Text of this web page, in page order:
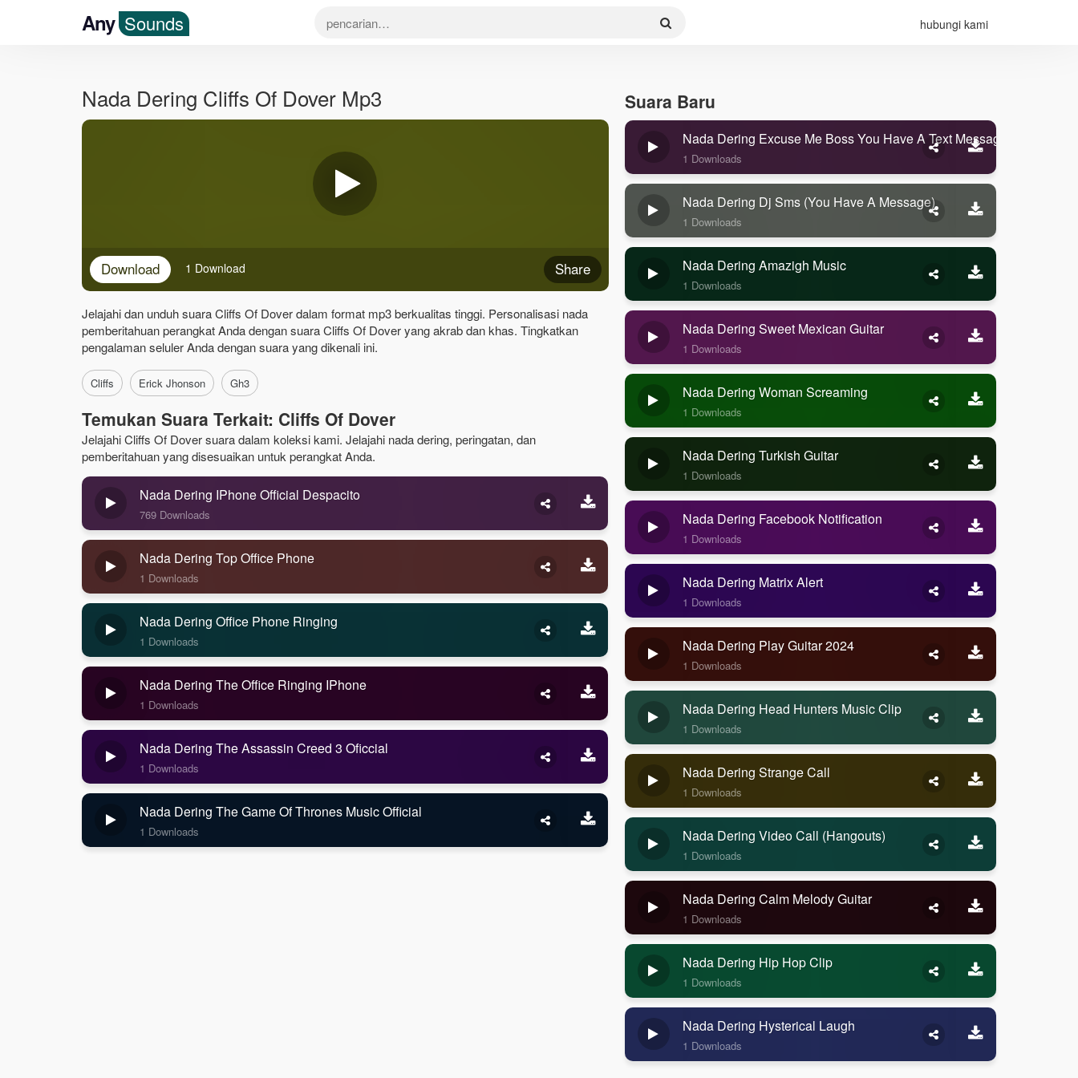
Any Sounds hubungi kami
Nada Dering Cliffs Of Dover Mp3
Download Share
1 Download
Jelajahi dan unduh suara Cliffs Of Dover dalam format mp3 berkualitas tinggi. Personalisasi nada
pemberitahuan perangkat Anda dengan suara Cliffs Of Dover yang akrab dan khas. Tingkatkan
pengalaman seluler Anda dengan suara yang dikenali ini.
Cliffs Erick Jhonson Gh3
Temukan Suara Terkait: Cliffs Of Dover
Jelajahi Cliffs Of Dover suara dalam koleksi kami. Jelajahi nada dering, peringatan, dan
pemberitahuan yang disesuaikan untuk perangkat Anda.
Nada Dering IPhone Official Despacito
769 Downloads
Nada Dering Top Office Phone
1 Downloads
Nada Dering Office Phone Ringing
1 Downloads
Nada Dering The Office Ringing IPhone
1 Downloads
Nada Dering The Assassin Creed 3 Oficcial
1 Downloads
Nada Dering The Game Of Thrones Music Official
1 Downloads
Suara Baru
Nada Dering Excuse Me Boss You Have A Text Message
1 Downloads
Nada Dering Dj Sms (you Have A Message)
1 Downloads
Nada Dering Amazigh Music
1 Downloads
Nada Dering Sweet Mexican Guitar
1 Downloads
Nada Dering Woman Screaming
1 Downloads
Nada Dering Turkish Guitar
1 Downloads
Nada Dering Facebook Notification
1 Downloads
Nada Dering Matrix Alert
1 Downloads
Nada Dering Play Guitar 2024
1 Downloads
Nada Dering Head Hunters Music Clip
1 Downloads
Nada Dering Strange Call
1 Downloads
Nada Dering Video Call (Hangouts)
1 Downloads
Nada Dering Calm Melody Guitar
1 Downloads
Nada Dering Hip Hop Clip
1 Downloads
Nada Dering Hysterical Laugh
1 Downloads